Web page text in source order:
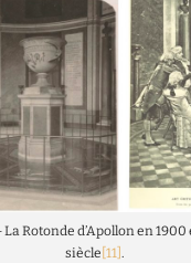
La Rotonde d’Apollon en 1900
siècle [11].